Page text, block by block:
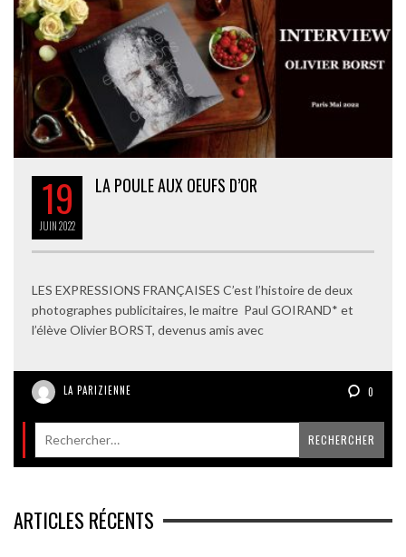
19
JUIN2022
LA POULE AUX OEUFS D’OR
LES EXPRESSIONS FRANÇAISES C’est l’histoire de deux
photographes publicitaires, le maitre Paul GOIRAND* et
l’élève Olivier BORST, devenus amis avec
LA PARIZIENNE 0
ARTICLES RÉCENTS